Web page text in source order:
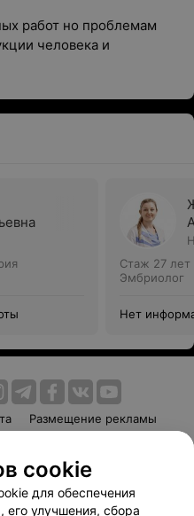
работ но проблемам
человека и
Стаж 27 лет
Эмбриолог
Нет
Размещение рекламы
Способы оплаты
Партнеры
cookie
для обеспечения
его улучшения, сбора